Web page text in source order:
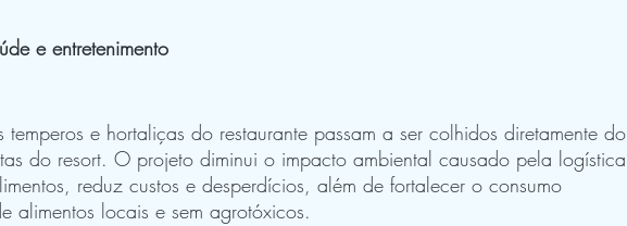
e entretenimento
e hortaliças do restaurante passam a ser colhidos diretamente do
do resort. O projeto diminui o impacto ambiental causado pela logística
reduz custos e desperdícios, além de fortalecer o consumo
alimentos locais e sem agrotóxicos.